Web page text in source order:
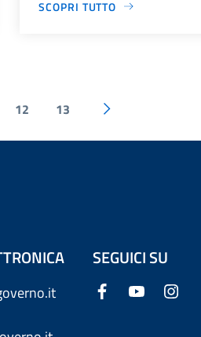
SCOPRI TUTTO
12 13
SEGUICI SU